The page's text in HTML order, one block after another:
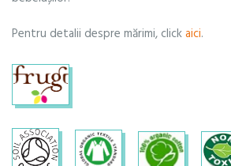
Pentru detalii despre mărimi, clickaici.